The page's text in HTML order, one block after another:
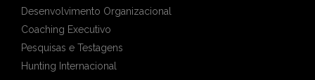
Desenvolvimento Organizacional
Coaching Executivo
Pesquisas e Testagens
Hunting Internacional